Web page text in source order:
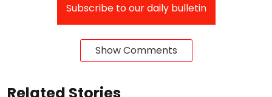
Subscribe to our daily bulletin
Show Comments
Related Stories